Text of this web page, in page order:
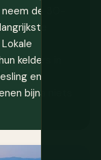
de 30-
kelders in
en
bijna niets